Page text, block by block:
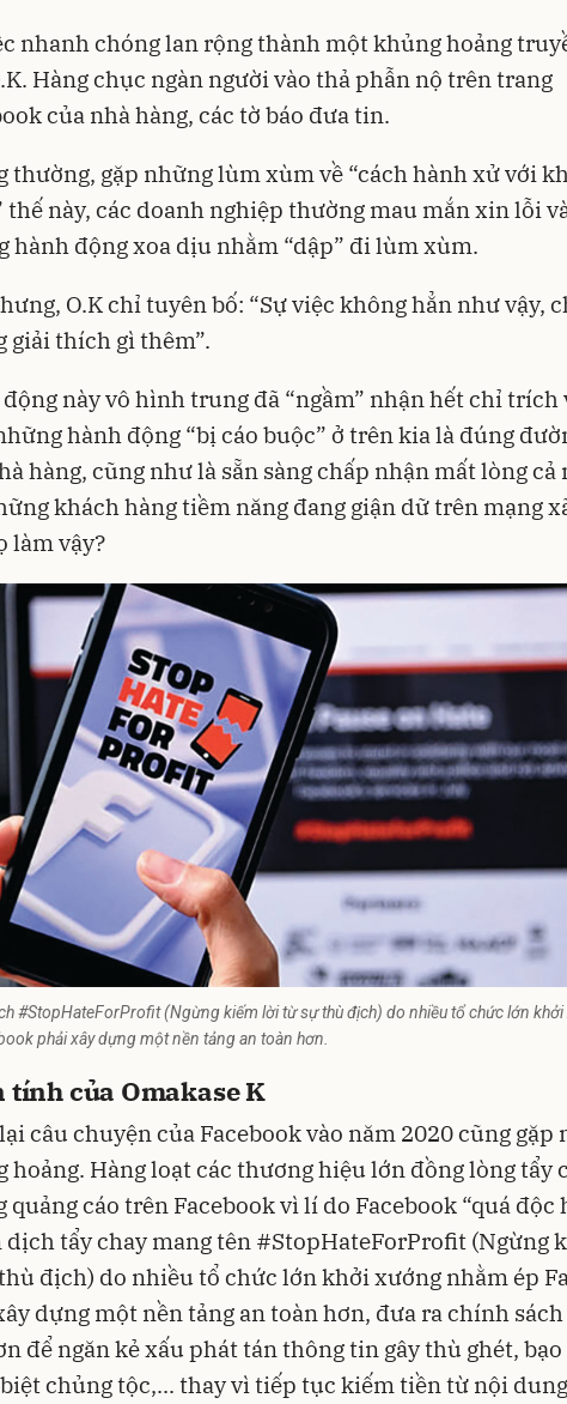
nhanh chóng lan rộng thành một khủng hoảng
Hàng chục ngàn người vào thả phẫn nộ trên trang
của nhà hàng, các tờ báo đưa tin.
thường, gặp những lùm xùm về “cách hành xử với
thế này, các doanh nghiệp thường mau mắn xin lỗi
hành động xoa dịu nhằm “dập” đi lùm xùm.
O.K chỉ tuyên bố: “Sự việc không hẳn như vậy,
giải thích gì thêm”.
này vô hình trung đã “ngầm” nhận hết chỉ trích
hành động “bị cáo buộc” ở trên kia là đúng
hàng, cũng như là sẵn sàng chấp nhận mất lòng cả
khách hàng tiềm năng đang giận dữ trên mạng
làm vậy?
#StopHateForProfit (Ngừng kiếm lời từ sự thù địch) do nhiều tổ chức lớn
phải xây dựng một nền tảng an toàn hơn.
tính của Omakase K
câu chuyện của Facebook vào năm 2020 cũng gặp
hoảng. Hàng loạt các thương hiệu lớn đồng lòng tẩy
quảng cáo trên Facebook vì lí do Facebook “quá độc
dịch tẩy chay mang tên #StopHateForProfit (Ngừng
địch) do nhiều tổ chức lớn khởi xướng nhằm ép
dựng một nền tảng an toàn hơn, đưa ra chính
để ngăn kẻ xấu phát tán thông tin gây thù ghét,
chủng tộc,... thay vì tiếp tục kiếm tiền từ nội